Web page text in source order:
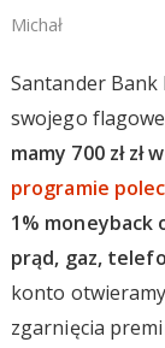
Michał
Santander Bank
swojego
mamy 700 zł zł
programie
1% moneyback
prąd, gaz,
konto
zgarnięcia